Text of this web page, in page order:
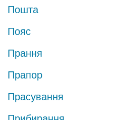
Пошта
Пояс
Прання
Прапор
Прасування